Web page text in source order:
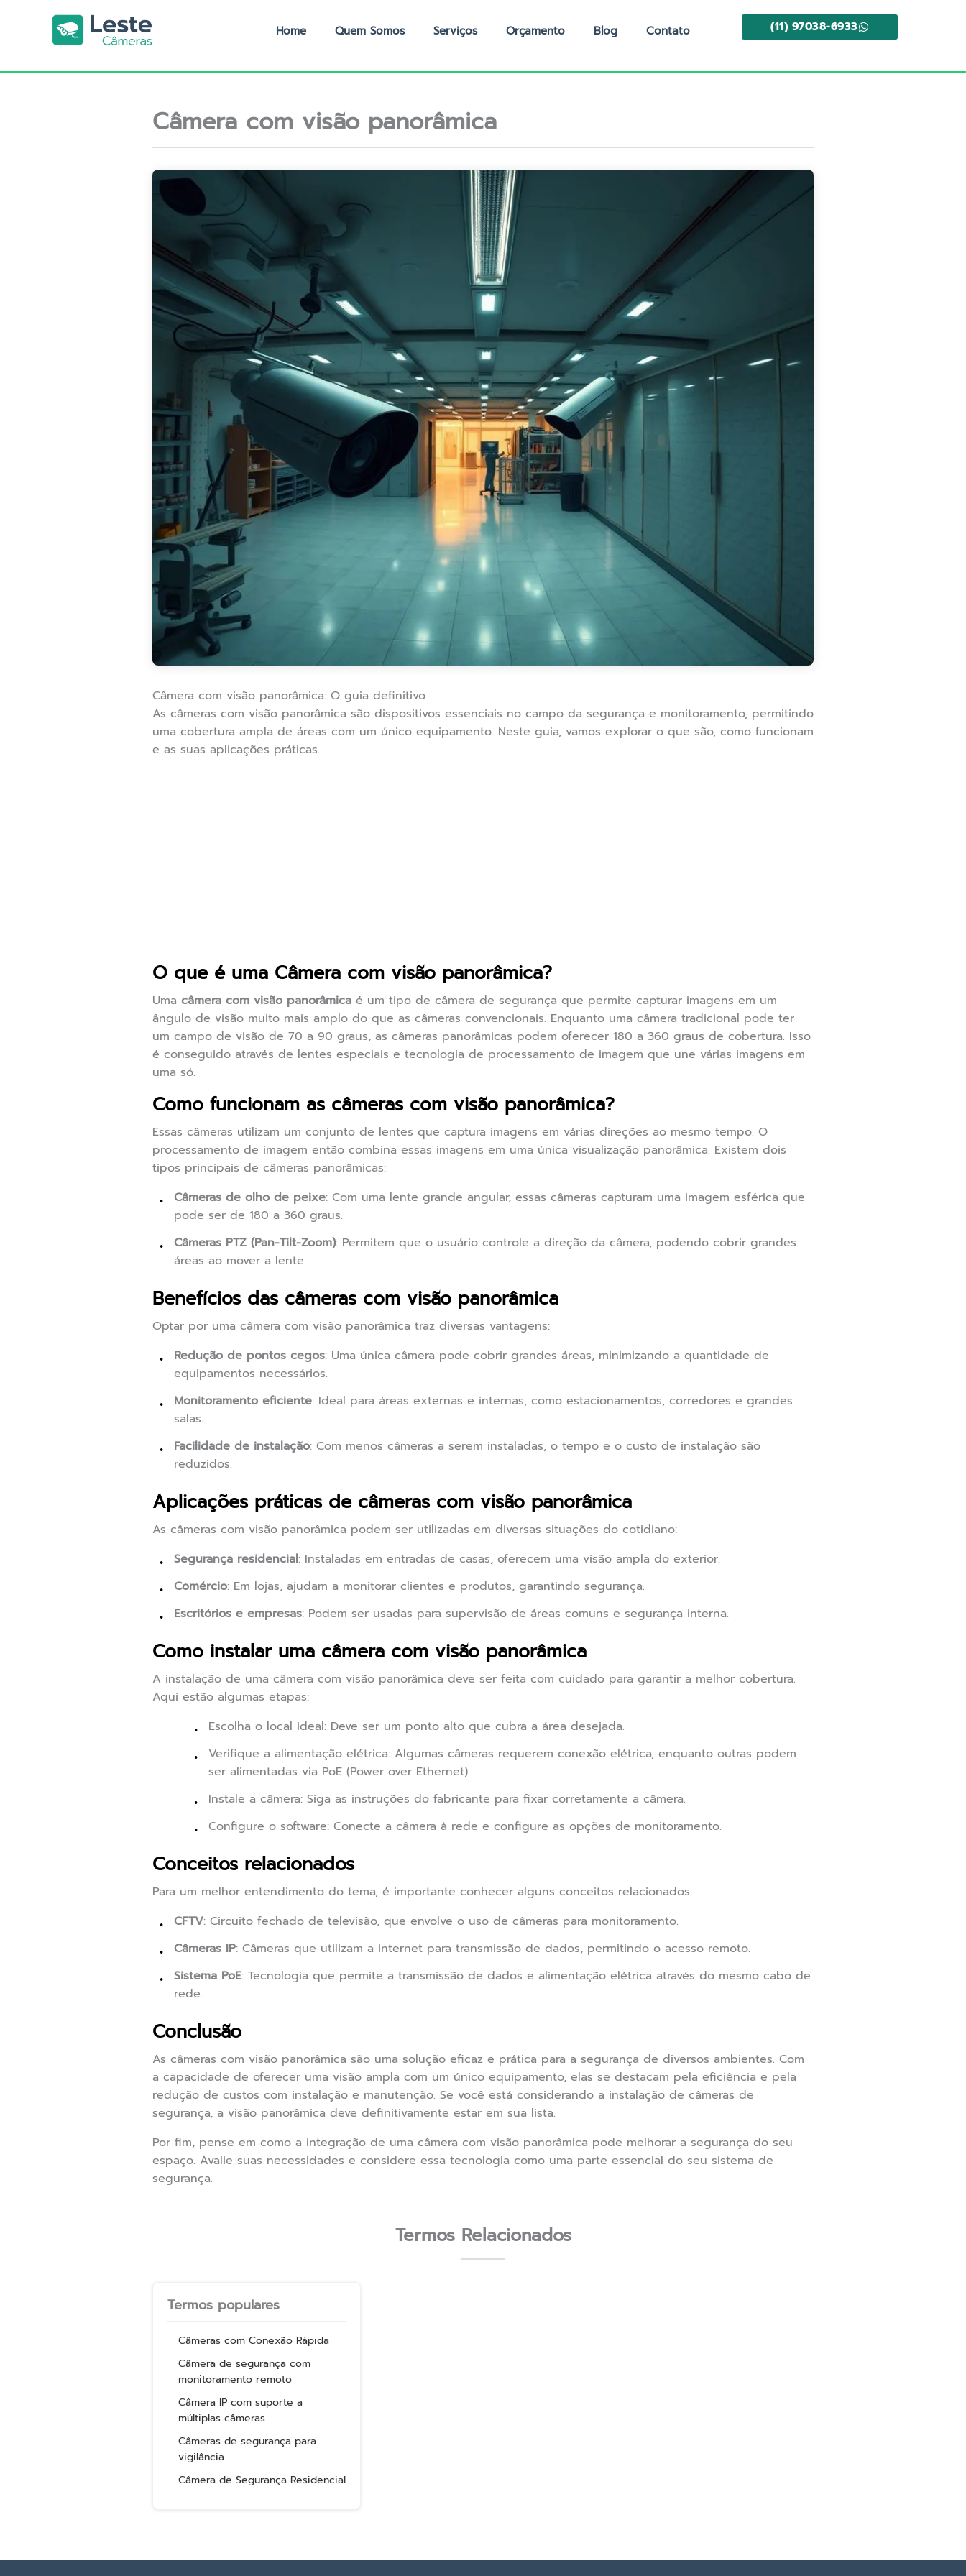
Home Quem Somos Serviços Orçamento Blog Contato (11) 97038-6933
Câmera com visão panorâmica
Câmera com visão panorâmica: O guia definitivo
As câmeras com visão panorâmica são dispositivos essenciais no campo da segurança e monitoramento, permitindo
uma cobertura ampla de áreas com um único equipamento. Neste guia, vamos explorar o que são, como funcionam
e as suas aplicações práticas.
O que é uma Câmera com visão panorâmica?
Uma câmera com visão panorâmica é um tipo de câmera de segurança que permite capturar imagens em um
ângulo de visão muito mais amplo do que as câmeras convencionais. Enquanto uma câmera tradicional pode ter
um campo de visão de 70 a 90 graus, as câmeras panorâmicas podem oferecer 180 a 360 graus de cobertura. Isso
é conseguido através de lentes especiais e tecnologia de processamento de imagem que une várias imagens em
uma só.
Como funcionam as câmeras com visão panorâmica?
Essas câmeras utilizam um conjunto de lentes que captura imagens em várias direções ao mesmo tempo. O
processamento de imagem então combina essas imagens em uma única visualização panorâmica. Existem dois
tipos principais de câmeras panorâmicas:
Câmeras de olho de peixe: Com uma lente grande angular, essas câmeras capturam uma imagem esférica que
pode ser de 180 a 360 graus.
Câmeras PTZ (Pan-Tilt-Zoom): Permitem que o usuário controle a direção da câmera, podendo cobrir grandes
áreas ao mover a lente.
Benefícios das câmeras com visão panorâmica
Optar por uma câmera com visão panorâmica traz diversas vantagens:
Redução de pontos cegos: Uma única câmera pode cobrir grandes áreas, minimizando a quantidade de
equipamentos necessários.
Monitoramento eficiente: Ideal para áreas externas e internas, como estacionamentos, corredores e grandes
salas.
Facilidade de instalação: Com menos câmeras a serem instaladas, o tempo e o custo de instalação são
reduzidos.
Aplicações práticas de câmeras com visão panorâmica
As câmeras com visão panorâmica podem ser utilizadas em diversas situações do cotidiano:
Segurança residencial: Instaladas em entradas de casas, oferecem uma visão ampla do exterior.
Comércio: Em lojas, ajudam a monitorar clientes e produtos, garantindo segurança.
Escritórios e empresas: Podem ser usadas para supervisão de áreas comuns e segurança interna.
Como instalar uma câmera com visão panorâmica
A instalação de uma câmera com visão panorâmica deve ser feita com cuidado para garantir a melhor cobertura.
Aqui estão algumas etapas:
Escolha o local ideal: Deve ser um ponto alto que cubra a área desejada.
Verifique a alimentação elétrica: Algumas câmeras requerem conexão elétrica, enquanto outras podem
ser alimentadas via PoE (Power over Ethernet).
Instale a câmera: Siga as instruções do fabricante para fixar corretamente a câmera.
Configure o software: Conecte a câmera à rede e configure as opções de monitoramento.
Conceitos relacionados
Para um melhor entendimento do tema, é importante conhecer alguns conceitos relacionados:
CFTV: Circuito fechado de televisão, que envolve o uso de câmeras para monitoramento.
Câmeras IP: Câmeras que utilizam a internet para transmissão de dados, permitindo o acesso remoto.
Sistema PoE: Tecnologia que permite a transmissão de dados e alimentação elétrica através do mesmo cabo de
rede.
Conclusão
As câmeras com visão panorâmica são uma solução eficaz e prática para a segurança de diversos ambientes. Com
a capacidade de oferecer uma visão ampla com um único equipamento, elas se destacam pela eficiência e pela
redução de custos com instalação e manutenção. Se você está considerando a instalação de câmeras de
segurança, a visão panorâmica deve definitivamente estar em sua lista.
Por fim, pense em como a integração de uma câmera com visão panorâmica pode melhorar a segurança do seu
espaço. Avalie suas necessidades e considere essa tecnologia como uma parte essencial do seu sistema de
segurança.
Termos Relacionados
Termos populares
Câmeras com Conexão Rápida
Câmera de segurança com
monitoramento remoto
Câmera IP com suporte a
múltiplas câmeras
Câmeras de segurança para
vigilância
Câmera de Segurança Residencial